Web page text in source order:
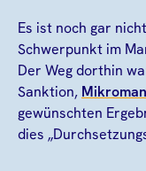
Es ist noch gar
Schwerpunkt im
Der Weg dorthin
Sanktion,
gewünschten
dies